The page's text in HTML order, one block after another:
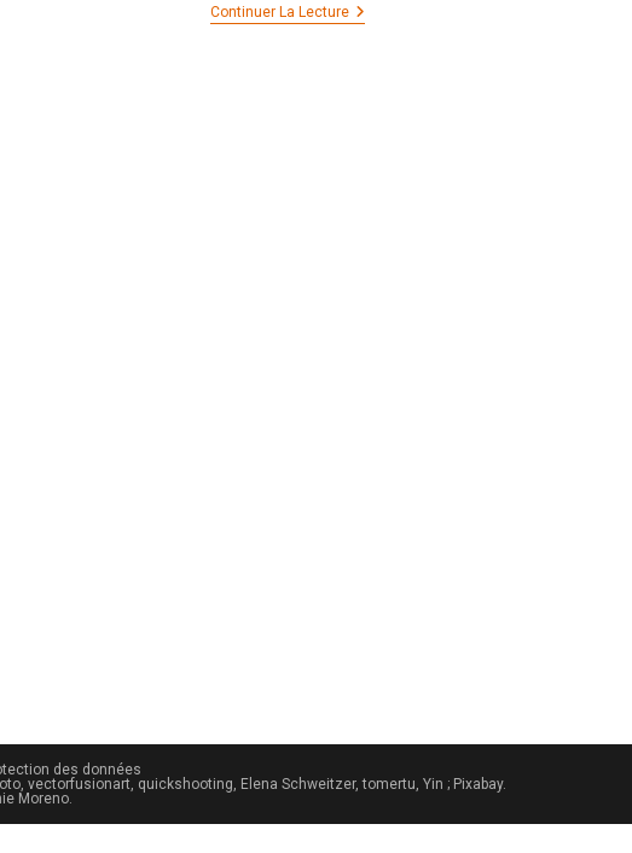
Continuer La LectureUne
des données
vectorfusionart, quickshooting, Elena Schweitzer, tomertu, Yin ; Pixabay.
Moreno.